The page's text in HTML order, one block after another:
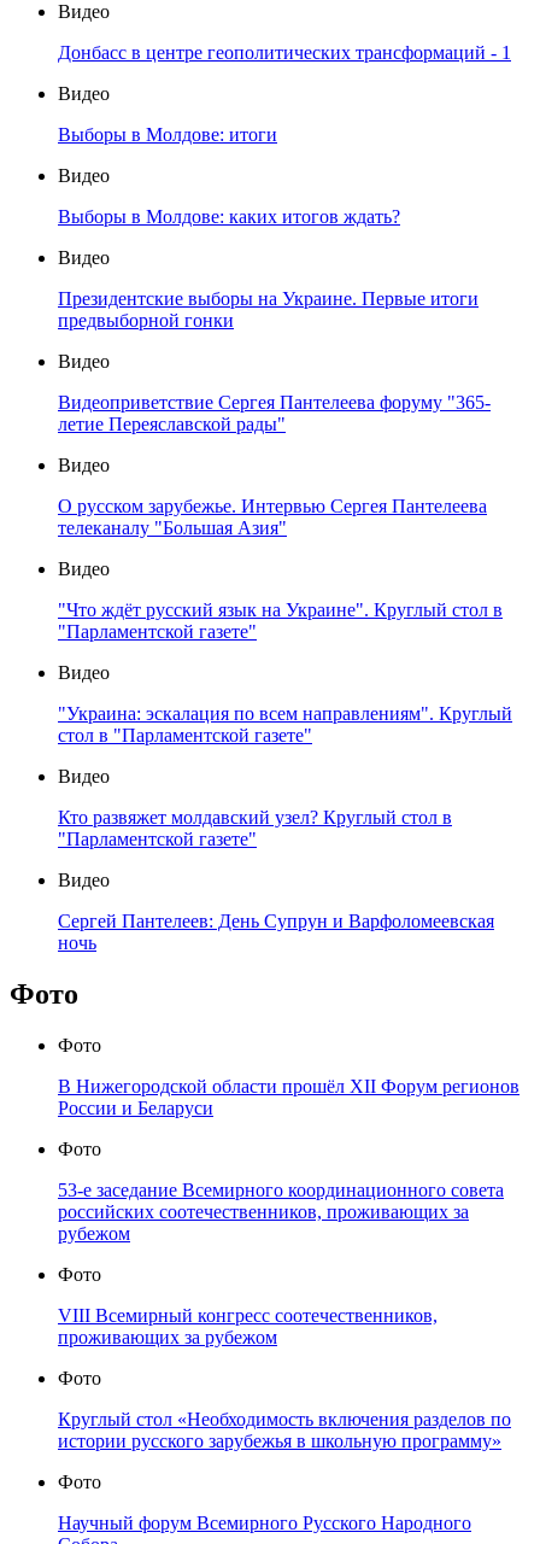
Видео
Донбасс в центре геополитических трансформаций - 1
Видео
Выборы в Молдове: итоги
Видео
Выборы в Молдове: каких итогов ждать?
Видео
Президентские выборы на Украине. Первые итоги
предвыборной гонки
Видео
Видеоприветствие Сергея Пантелеева форуму "365-
летие Переяславской рады"
Видео
О русском зарубежье. Интервью Сергея Пантелеева
телеканалу "Большая Азия"
Видео
"Что ждёт русский язык на Украине". Круглый стол в
"Парламентской газете"
Видео
"Украина: эскалация по всем направлениям". Круглый
стол в "Парламентской газете"
Видео
Кто развяжет молдавский узел? Круглый стол в
"Парламентской газете"
Видео
Сергей Пантелеев: День Супрун и Варфоломеевская
ночь
Фото
Фото
В Нижегородской области прошёл XII Форум регионов
России и Беларуси
Фото
53-е заседание Всемирного координационного совета
российских соотечественников, проживающих за
рубежом
Фото
VIII Всемирный конгресс соотечественников,
проживающих за рубежом
Фото
Круглый стол «Необходимость включения разделов по
истории русского зарубежья в школьную программу»
Фото
Научный форум Всемирного Русского Народного